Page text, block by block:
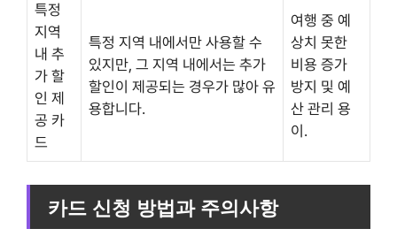
특정
지역
내 추
가 할
인 제
공 카
드
특정 지역 내에서만 사용할 수
있지만, 그 지역 내에서는 추가
할인이 제공되는 경우가 많아 유
용합니다.
여행 중 예
상치 못한
비용 증가
방지 및 예
산 관리 용
이.
카드 신청 방법과 주의사항